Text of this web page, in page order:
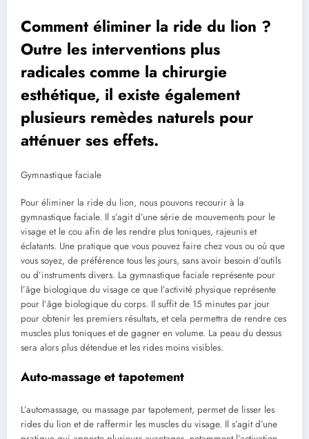
Comment éliminer la ride du lion ?
Outre les interventions plus
radicales comme la chirurgie
esthétique, il existe également
plusieurs remèdes naturels pour
atténuer ses effets.
Gymnastique faciale
Pour éliminer la ride du lion, nous pouvons recourir à la
gymnastique faciale. Il s’agit d’une série de mouvements pour le
visage et le cou afin de les rendre plus toniques, rajeunis et
éclatants. Une pratique que vous pouvez faire chez vous ou où que
vous soyez, de préférence tous les jours, sans avoir besoin d’outils
ou d’instruments divers. La gymnastique faciale représente pour
l’âge biologique du visage ce que l’activité physique représente
pour l’âge biologique du corps. Il suffit de 15 minutes par jour
pour obtenir les premiers résultats, et cela permettra de rendre ces
muscles plus toniques et de gagner en volume. La peau du dessus
sera alors plus détendue et les rides moins visibles.
Auto-massage et tapotement
L’automassage, ou massage par tapotement, permet de lisser les
rides du lion et de raffermir les muscles du visage. Il s’agit d’une